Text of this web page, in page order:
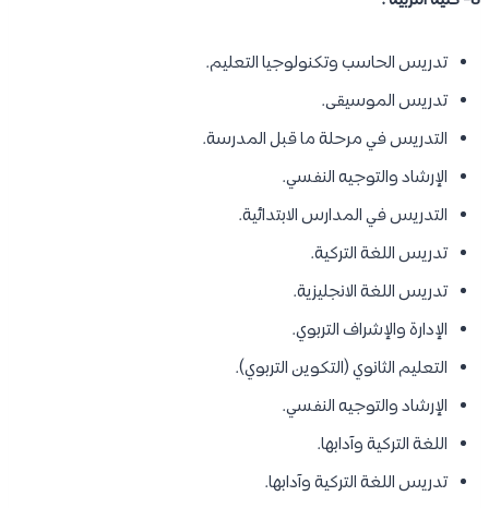
تدريس الحاسب وتكنولوجيا التعليم.
تدريس الموسيقى.
التدريس في مرحلة ما قبل المدرسة.
الإرشاد والتوجيه النفسي.
التدريس في المدارس الابتدائية.
تدريس اللغة التركية.
تدريس اللغة الانجليزية.
الإدارة والإشراف التربوي.
التعليم الثانوي (التكوين التربوي).
الإرشاد والتوجيه النفسي.
اللغة التركية وآدابها.
تدريس اللغة التركية وآدابها.